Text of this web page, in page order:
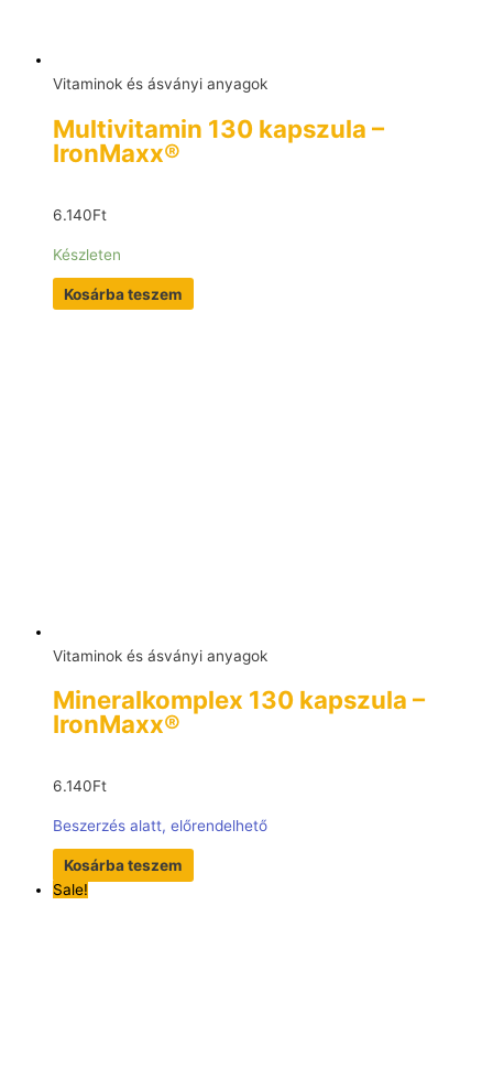
Vitaminok és ásványi anyagok
Multivitamin 130 kapszula –
IronMaxx®
6.140Ft
Készleten
Kosárba teszem
Vitaminok és ásványi anyagok
Mineralkomplex 130 kapszula –
IronMaxx®
6.140Ft
Beszerzés alatt, előrendelhető
Kosárba teszem
Sale!